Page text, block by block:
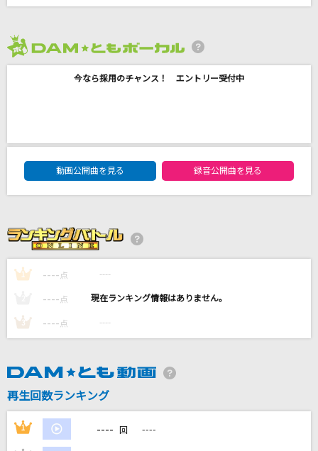
Dear…
西野カナ
東京ゴッドストリートボーイズ
[生音]ラブ・ストーリーは突然に
シャルル
バルーン
カノープス
Novelbright
浜崎あゆみ
今なら採用のチャンス！ エントリー受付中
DAM★ともボーカルエントリーランキング
動画公開曲を見る
録音公開曲を見る
1 ---- 点 ----
---- 点 ----
3 ---- 点 ----
再生回数ランキング
1 ---- 回 ----